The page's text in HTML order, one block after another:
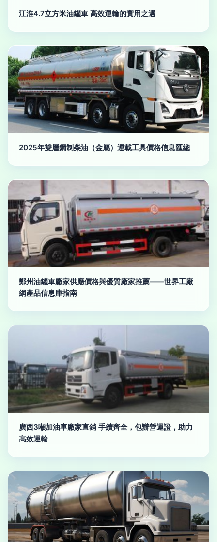
江淮4.7立方米油罐車 高效運輸的實用之選
2025年雙層鋼制柴油（金屬）運載工具價格信息匯總
鄭州油罐車廠家供應價格與優質廠家推薦——世界工廠
網產品信息庫指南
廣西3噸加油車廠家直銷 手續齊全，包辦營運證，助力
高效運輸